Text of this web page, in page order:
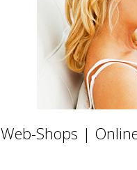
Web-Shops |